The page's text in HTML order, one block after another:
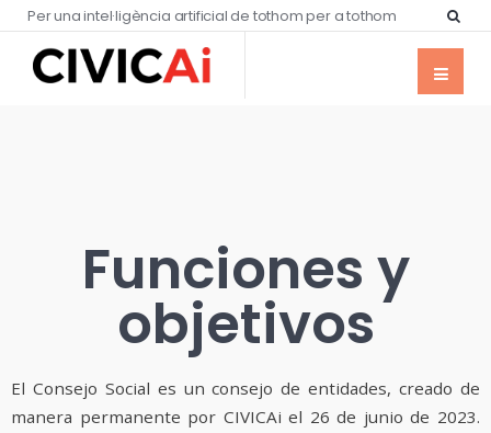
Per una intel·ligència artificial de tothom per a tothom
Funciones y
objetivos
El Consejo Social es un consejo de entidades, creado de
manera permanente por CIVICAi el 26 de junio de 2023.